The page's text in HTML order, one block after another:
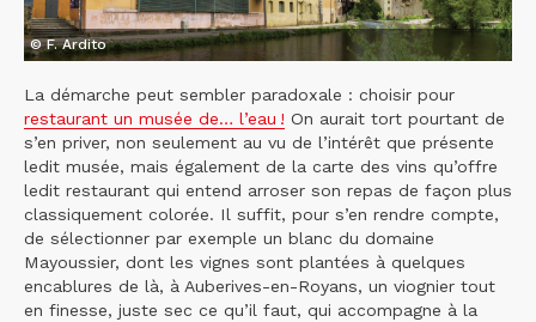
© F. Ardito
La démarche peut sembler paradoxale : choisir pour
restaurant un musée de… l’eau ! On aurait tort pourtant de
s’en priver, non seulement au vu de l’intérêt que présente
ledit musée, mais également de la carte des vins qu’offre
ledit restaurant qui entend arroser son repas de façon plus
classiquement colorée. Il suffit, pour s’en rendre compte,
de sélectionner par exemple un blanc du domaine
Mayoussier, dont les vignes sont plantées à quelques
encablures de là, à Auberives-en-Royans, un viognier tout
en finesse, juste sec ce qu’il faut, qui accompagne à la